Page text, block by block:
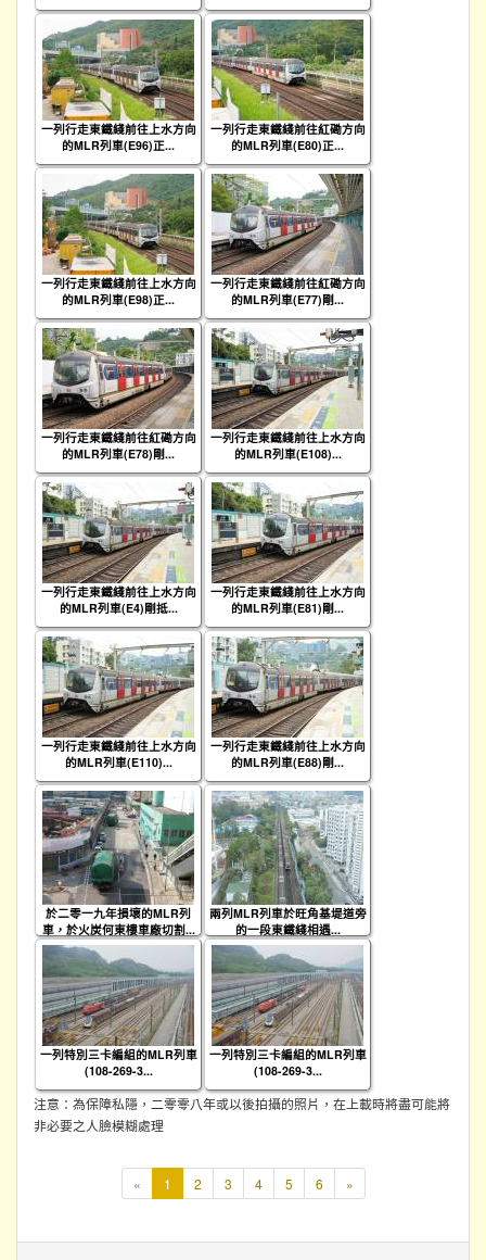
一列行走東鐵綫前往上水方向
的MLR列車(E96)正...
一列行走東鐵綫前往紅磡方向
的MLR列車(E80)正...
一列行走東鐵綫前往上水方向
的MLR列車(E98)正...
一列行走東鐵綫前往紅磡方向
的MLR列車(E77)剛...
一列行走東鐵綫前往紅磡方向
的MLR列車(E78)剛...
一列行走東鐵綫前往上水方向
的MLR列車(E108)...
一列行走東鐵綫前往上水方向
的MLR列車(E4)剛抵...
一列行走東鐵綫前往上水方向
的MLR列車(E81)剛...
一列行走東鐵綫前往上水方向
的MLR列車(E110)...
一列行走東鐵綫前往上水方向
的MLR列車(E88)剛...
於二零一九年損壞的MLR列
車，於火炭何東樓車廠切割...
兩列MLR列車於旺角基堤道旁
的一段東鐵綫相遇...
一列特別三卡編組的MLR列車
(108-269-3...
一列特別三卡編組的MLR列車
(108-269-3...
注意：為保障私隱，二零零八年或以後拍攝的照片，在上載時將盡可能將
非必要之人臉模糊處理
« 1
頁
2 3 4 5 6 »